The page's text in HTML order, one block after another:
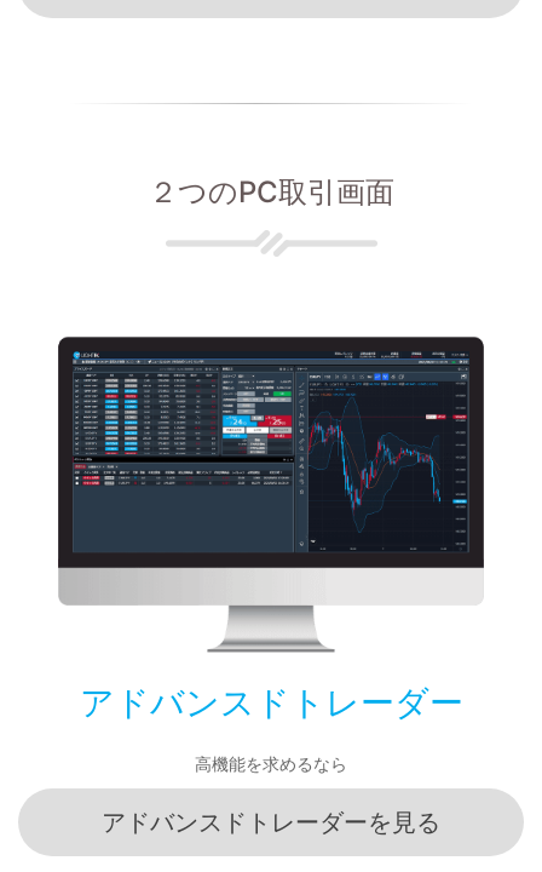
２つのPC取引画面
アドバンスドトレーダー
高機能を求めるなら
アドバンスドトレーダーを見る